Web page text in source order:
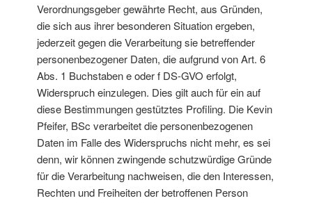
Verordnungsgeber gewährte Recht, aus Gründen,
die sich aus ihrer besonderen Situation ergeben,
jederzeit gegen die Verarbeitung sie betreffender
personenbezogener Daten, die aufgrund von Art. 6
Abs. 1 Buchstaben e oder f DS-GVO erfolgt,
Widerspruch einzulegen. Dies gilt auch für ein auf
diese Bestimmungen gestütztes Profiling. Die Kevin
Pfeifer, BSc verarbeitet die personenbezogenen
Daten im Falle des Widerspruchs nicht mehr, es sei
denn, wir können zwingende schutzwürdige Gründe
für die Verarbeitung nachweisen, die den Interessen,
Rechten und Freiheiten der betroffenen Person